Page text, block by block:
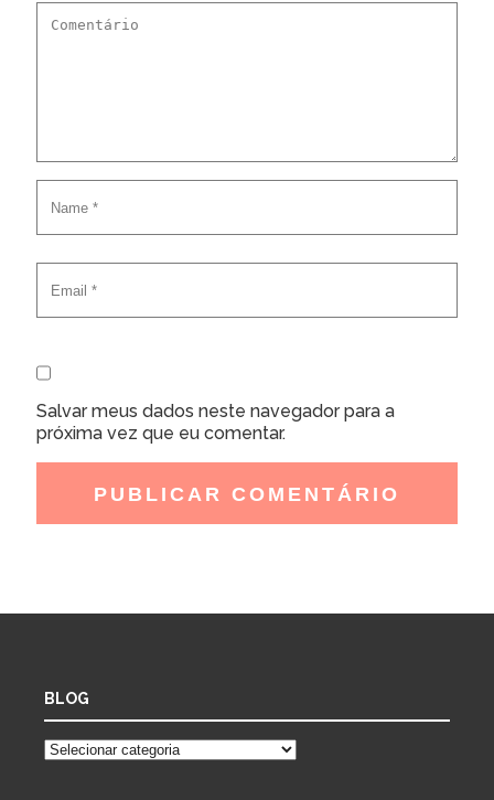
Salvar meus dados neste navegador para a
próxima vez que eu comentar.
BLOG